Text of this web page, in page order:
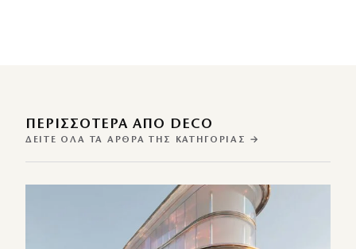
ΠΕΡΙΣΣΌΤΕΡΑ ΑΠΌ DECO
ΔΕΊΤΕ ΌΛΑ ΤΑ ΆΡΘΡΑ ΤΗΣ ΚΑΤΗΓΟΡΊΑΣ →